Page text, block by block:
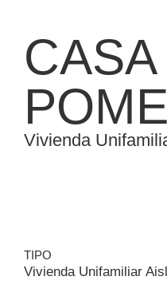
CASA
Vivienda
TIPO
Vivienda Unifamiliar